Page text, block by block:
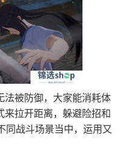
法被防御，大家能消耗体
来拉开距离，躲避险招和
同战斗场景当中，运用又